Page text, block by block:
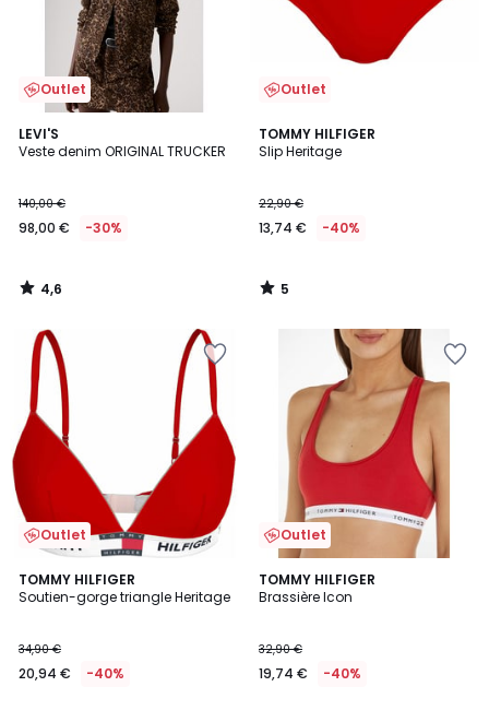
Outlet
LEVI'S
Veste denim ORIGINAL TRUCKER
140,00 €
98,00 € -30%
4,6
/ 5
4,6
/
Outlet
TOMMY HILFIGER
Slip Heritage
22,90 €
13,74 € -40%
5
/
5
/
Outlet
TOMMY HILFIGER
Soutien-gorge triangle Heritage
34,90 €
20,94 € -40%
Outlet
TOMMY HILFIGER
Brassière Icon
32,90 €
19,74 € -40%